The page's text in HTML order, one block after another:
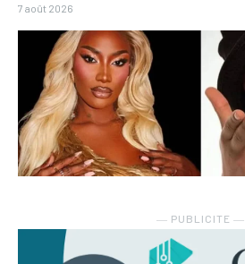
7 août 2026
― PUBLICITE ―